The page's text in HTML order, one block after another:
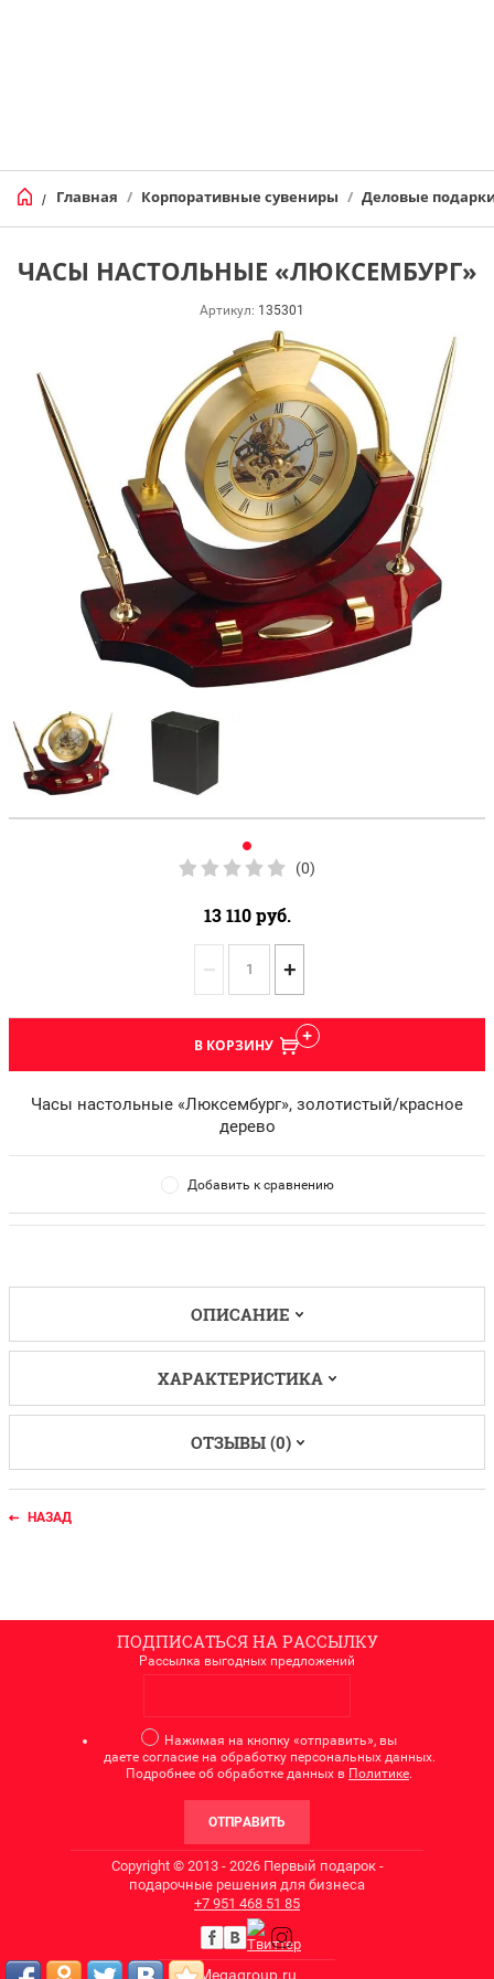
/ Главная / Корпоративные сувениры / Деловые
ЧАСЫ НАСТОЛЬНЫЕ «ЛЮКСЕМБУРГ»
Артикул: 135301
(0)
13 110руб.
− +
В КОРЗИНУ
Часы настольные «Люксембург», золотистый/красное
дерево
Добавить к сравнению
ОПИСАНИЕ
ХАРАКТЕРИСТИКА
ОТЗЫВЫ (0)
НАЗАД
ПОДПИСАТЬСЯ НА РАССЫЛКУ
Рассылка выгодных предложений
Нажимая на кнопку «отправить», вы
даете согласие на обработку персональных данных.
Подробнее об обработке данных в Политике.
ОТПРАВИТЬ
Copyright © 2013 - 2026 Первый подарок -
подарочные решения для бизнеса
+7 951 468 51 85
Megagroup.ru